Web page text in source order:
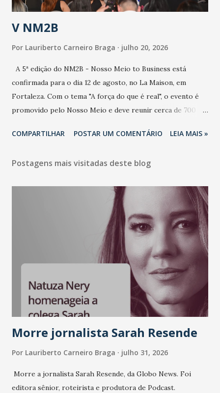
estratificação do risco da doença, para não so...
V NM2B
Por Lauriberto Carneiro Braga julho 20, 2026
A 5ª edição do NM2B - Nosso Meio to Business está
confirmada para o dia 12 de agosto, no La Maison, em
Fortaleza. Com o tema "A força do que é real", o evento é
promovido pelo Nosso Meio e deve reunir cerca de 700
e lideranças do Mercado Nacional. Desde 2022, o NM2B
de negócios do Nordeste, reunindo profissionais de marcas
LinkedIn, VISA, Grupo 3corações, TikTok e M. Dias Branco.
A nova edição chega em um momento em que autenticidade
e consistência ganham peso nas conversas sobre marca,
liderança e estratégia. - Vivemos um momento em que todo
mundo fala muito e poucos entregam de verdade. O NM2B
sempre existiu para dar palco a quem constrói com
consistência, e nesta edição isso fica ainda mais claro.
Vamos reforçar que ser genuíno sustenta a confiança entre
marcas, pessoas e mercado", afirma Tamires So...
COMPARTILHAR POSTAR UM COMENTÁRIO LEIA MAIS »
Postagens mais visitadas deste blog
Morre jornalista Sarah Resende
Por Lauriberto Carneiro Braga julho 31, 2026
Morre a jornalista Sarah Resende, da Globo News. Foi
editora sênior, roteirista e produtora de Podcast.